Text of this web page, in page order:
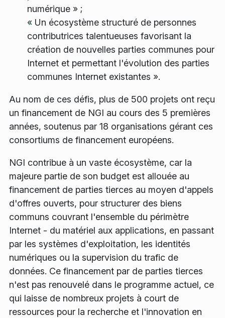
numérique » ;
« Un écosystème structuré de personnes
contributrices talentueuses favorisant la
création de nouvelles parties communes pour
Internet et permettant l'évolution des parties
communes Internet existantes ».
Au nom de ces défis, plus de 500 projets ont reçu
un financement de NGI au cours des 5 premières
années, soutenus par 18 organisations gérant ces
consortiums de financement européens.
NGI contribue à un vaste écosystème, car la
majeure partie de son budget est allouée au
financement de parties tierces au moyen d'appels
d'offres ouverts, pour structurer des biens
communs couvrant l'ensemble du périmètre
Internet - du matériel aux applications, en passant
par les systèmes d'exploitation, les identités
numériques ou la supervision du trafic de
données. Ce financement par de parties tierces
n'est pas renouvelé dans le programme actuel, ce
qui laisse de nombreux projets à court de
ressources pour la recherche et l'innovation en